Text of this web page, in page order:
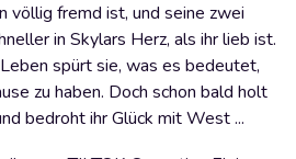
völlig fremd ist, und seine zwei
in Skylars Herz, als ihr lieb ist.
spürt sie, was es bedeutet,
zu haben. Doch schon bald holt
bedroht ihr Glück mit West ...